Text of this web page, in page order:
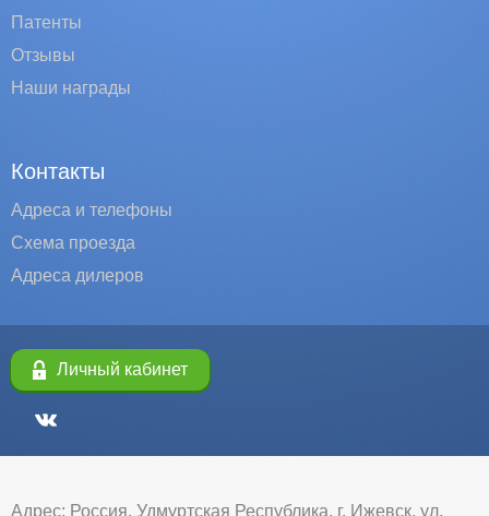
Патенты
Отзывы
Наши награды
Контакты
Адреса и телефоны
Схема проезда
Адреса дилеров
Личный кабинет
Адрес: Россия, Удмуртская Республика, г. Ижевск, ул.